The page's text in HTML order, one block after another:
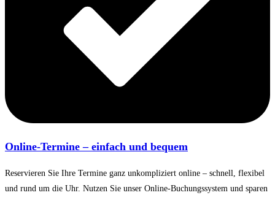
Online-Termine – einfach und bequem
Reservieren Sie Ihre Termine ganz unkompliziert online – schnell, flexibel
und rund um die Uhr. Nutzen Sie unser Online-Buchungssystem und sparen